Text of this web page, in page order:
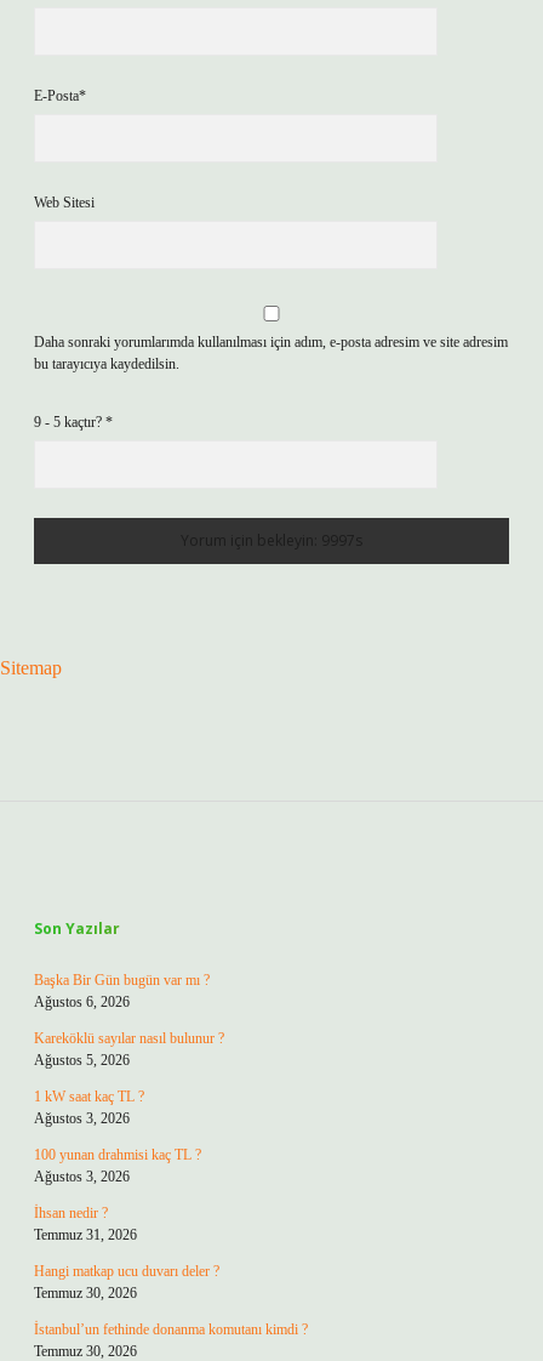
E-Posta*
Web Sitesi
Daha sonraki yorumlarımda kullanılması için adım, e-posta adresim ve site adresim
bu tarayıcıya kaydedilsin.
9 - 5 kaçtır? *
Sitemap
Son Yazılar
Başka Bir Gün bugün var mı ?
Ağustos 6, 2026
Kareköklü sayılar nasıl bulunur ?
Ağustos 5, 2026
1 kW saat kaç TL ?
Ağustos 3, 2026
100 yunan drahmisi kaç TL ?
Ağustos 3, 2026
İhsan nedir ?
Temmuz 31, 2026
Hangi matkap ucu duvarı deler ?
Temmuz 30, 2026
İstanbul’un fethinde donanma komutanı kimdi ?
Temmuz 30, 2026